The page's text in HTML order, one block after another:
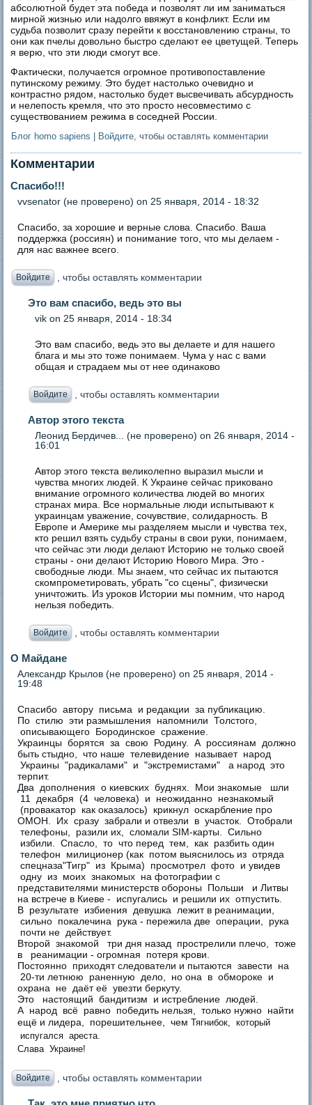
абсолютной будет эта победа и позволят ли им заниматься
мирной жизнью или надолго ввяжут в конфликт. Если им
судьба позволит сразу перейти к восстановлению страны, то
они как пчелы довольно быстро сделают ее цветущей. Теперь
я верю, что эти люди смогут все.
Фактически, получается огромное противопоставление
путинскому режиму. Это будет настолько очевидно и
контрастно рядом, настолько будет высвечивать абсурдность
и нелепость кремля, что это просто несовместимо с
существованием режима в соседней России.
Блог homo sapiens Войдите, чтобы оставлять комментарии
Комментарии
Спасибо!!!
vvsenator (не проверено) on 25 января, 2014 - 18:32
Спасибо, за хорошие и верные слова. Спасибо. Ваша
поддержка (россиян) и понимание того, что мы делаем -
для нас важнее всего.
Войдите , чтобы оставлять комментарии
Это вам спасибо, ведь это вы
vik on 25 января, 2014 - 18:34
Это вам спасибо, ведь это вы делаете и для нашего
блага и мы это тоже понимаем. Чума у нас с вами
общая и страдаем мы от нее одинаково
Войдите , чтобы оставлять комментарии
Автор этого текста
Леонид Бердичев... (не проверено) on 26 января, 2014 -
16:01
Автор этого текста великолепно выразил мысли и
чувства многих людей. К Украине сейчас приковано
внимание огромного количества людей во многих
странах мира. Все нормальные люди испытывают к
украинцам уважение, сочувствие, солидарность. В
Европе и Америке мы разделяем мысли и чувства тех,
кто решил взять судьбу страны в свои руки, понимаем,
что сейчас эти люди делают Историю не только своей
страны - они делают Историю Нового Мира. Это -
свободные люди. Мы знаем, что сейчас их пытаются
скомпрометировать, убрать "со сцены", физически
уничтожить. Из уроков Истории мы помним, что народ
нельзя победить.
Войдите , чтобы оставлять комментарии
О Майдане
Александр Крылов (не проверено) on 25 января, 2014 -
19:48
Спасибо автору письма и редакции за публикацию.
По стилю эти размышления напомнили Толстого,
описывающего Бородинское сражение.
Украинцы борятся за свою Родину. А россиянам должно
быть стыдно, что наше телевидение называет народ
Украины "радикалами" и "экстремистами" а народ это
терпит.
Два дополнения о киевских буднях. Мои знакомые шли
11 декабря (4 человека) и неожиданно незнакомый
(провакатор как оказалось) крикнул оскарбление про
ОМОН. Их сразу забрали и отвезли в участок. Отобрали
телефоны, разили их, сломали SIM-карты. Сильно
избили. Спасло, то что перед тем, как разбить один
телефон милиционер (как потом выяснилось из отряда
спецназа"Тигр" из Крыма) просмотрел фото и увидев
одну из моих знакомых на фотографии с
представителями министерств обороны Польши и Литвы
на встрече в Киеве - испугались и решили их отпустить.
В результате избиения девушка лежит в реанимации,
сильно покалечина рука - пережила две операции, рука
почти не действует.
Второй знакомой три дня назад прострелили плечо, тоже
в реанимации - огромная потеря крови.
Постоянно приходят следователи и пытаются завести на
20-ти летнюю раненную дело, но она в обмороке и
охрана не даёт её увезти беркуту.
Это настоящий бандитизм и истребление людей.
А народ всё равно победить нельзя, только нужно найти
ещё и лидера, порешительнее, чемТягнибок, который
испугался ареста.
Слава Украине!
Войдите , чтобы оставлять комментарии